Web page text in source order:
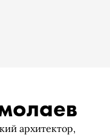
архитектор,